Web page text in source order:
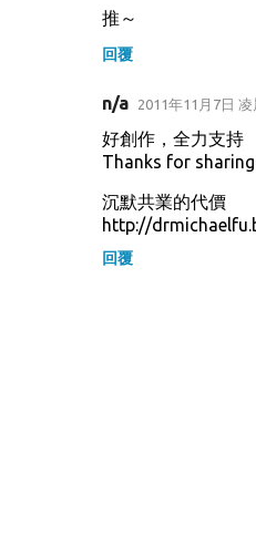
推～
回覆
n/a 2011年11月7日 凌
好創作，全力支持
Thanks for sharing
沉默共業的代價
http://
回覆